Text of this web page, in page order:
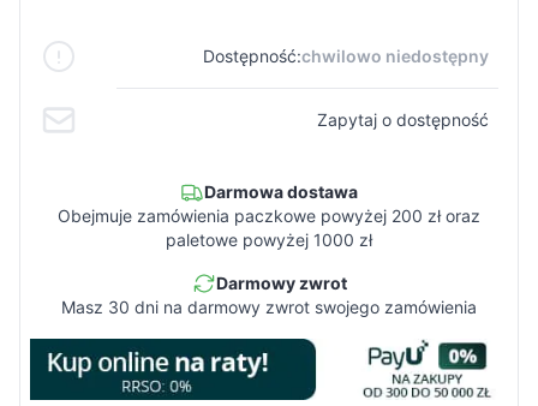
Dostępność:chwilowo niedostępny
Zapytaj o dostępność
Darmowa dostawa
Obejmuje zamówienia paczkowe powyżej 200 zł oraz
paletowe powyżej 1000 zł
Darmowy zwrot
Masz 30 dni na darmowy zwrot swojego zamówienia